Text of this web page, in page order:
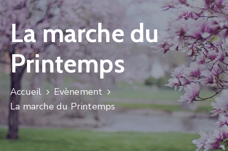
Tourisme
Manifestations
Vie
Municipale
Services
Jeunesse
La marche du
Printemps
Accueil
Evènement
La marche du Printemps